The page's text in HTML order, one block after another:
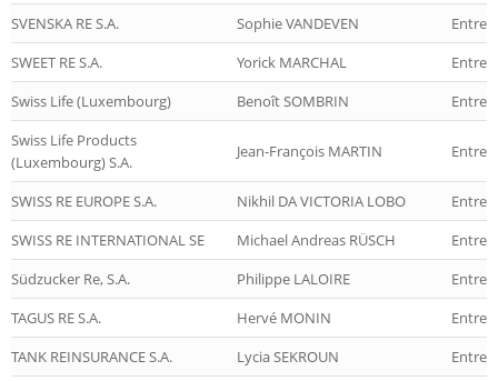
SVENSKA RE S.A.
Sophie VANDEVEN
SWEET RE S.A.
Yorick MARCHAL
Swiss Life (Luxembourg)
Benoît SOMBRIN
Swiss Life Products
(Luxembourg) S.A.
Jean-François MARTIN
SWISS RE EUROPE S.A. Nikhil DA VICTORIA LOBO
SWISS RE INTERNATIONAL SE
Michael Andreas RÜSCH
Südzucker Re, S.A.
Philippe LALOIRE
TAGUS RE S.A.
Hervé MONIN
TANK REINSURANCE S.A.
Lycia SEKROUN